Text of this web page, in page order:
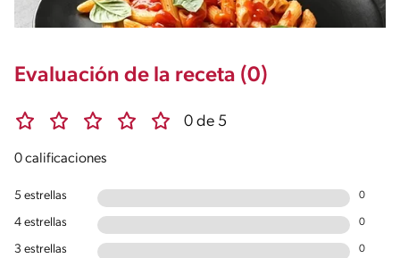
Evaluación de la receta (0)
0 de 5
0 calificaciones
5 estrellas 0
4 estrellas 0
3 estrellas 0